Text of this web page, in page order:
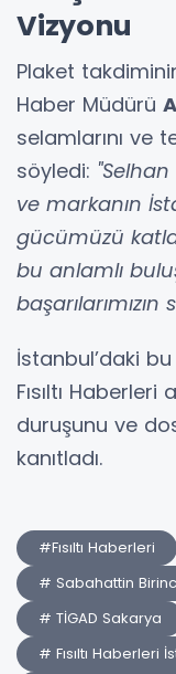
Vizyonu
Plaket
Haber Müdürü
selamlarını ve
söyledi:
ve markanın
gücümüzü
bu anlamlı
İstanbul’daki
Fısıltı
duruşunu ve
kanıtladı.
#Fısıltı Haberleri
# Sabahattin
# TİGAD Sakarya
# Fısıltı Haberleri